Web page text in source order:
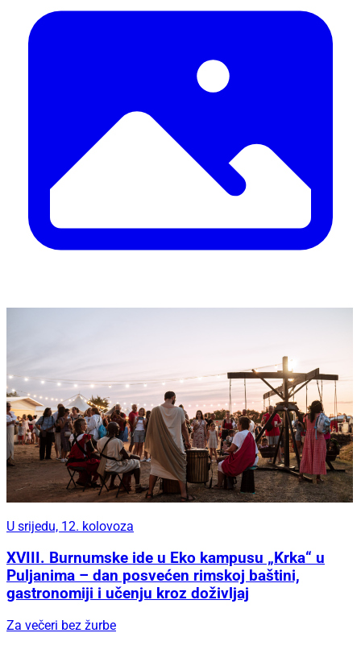
U srijedu, 12. kolovoza
XVIII. Burnumske ide u Eko kampusu „Krka“ u
Puljanima – dan posvećen rimskoj baštini,
gastronomiji i učenju kroz doživljaj
Za večeri bez žurbe